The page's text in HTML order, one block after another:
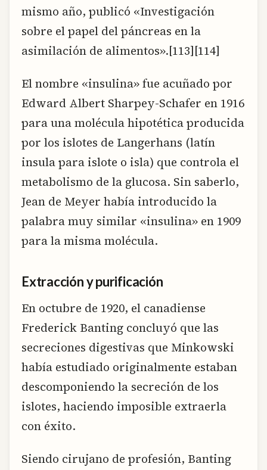
mismo año, publicó «Investigación
sobre el papel del páncreas en la
asimilación de alimentos».[113][114]
El nombre «insulina» fue acuñado por
Edward Albert Sharpey-Schafer en 1916
para una molécula hipotética producida
por los islotes de Langerhans (latín
insula para islote o isla) que controla el
metabolismo de la glucosa. Sin saberlo,
Jean de Meyer había introducido la
palabra muy similar «insulina» en 1909
para la misma molécula.
Extracción y purificación
En octubre de 1920, el canadiense
Frederick Banting concluyó que las
secreciones digestivas que Minkowski
había estudiado originalmente estaban
descomponiendo la secreción de los
islotes, haciendo imposible extraerla
con éxito.
Siendo cirujano de profesión, Banting